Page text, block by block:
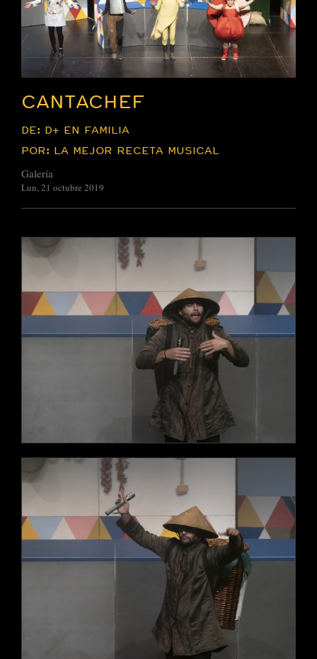
CANTACHEF
DE: D+ EN FAMILIA
POR: LA MEJOR RECETA MUSICAL
Galería
Lun, 21 octubre 2019